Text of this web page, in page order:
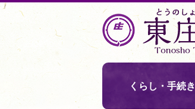
くらし・手続き